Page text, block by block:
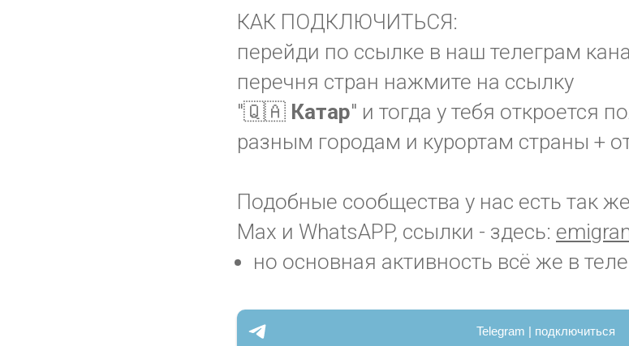
КАК ПОДКЛЮЧИТЬСЯ:
перейди по ссылке в наш телеграм
перечня стран нажмите на ссылку
"🇶🇦 Катар" и тогда у тебя откроется
разным городам и курортам страны +
Подобные сообщества у нас есть так
Max и WhatsAPP, ссылки - здесь:
но основная активность всё же в
Telegram | подключиться